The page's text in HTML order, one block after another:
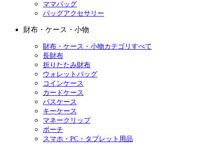
ママバッグ
バッグアクセサリー
財布・ケース・小物
財布・ケース・小物カテゴリすべて
長財布
折りたたみ財布
ウォレットバッグ
コインケース
カードケース
パスケース
キーケース
マネークリップ
ポーチ
スマホ・PC・タブレット用品